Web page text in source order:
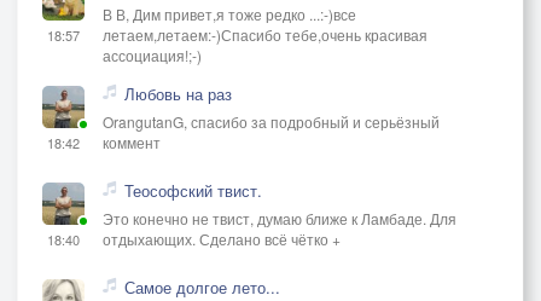
18:57
В В, Дим привет,я тоже редко ...:-)все
летаем,летаем:-)Спасибо тебе,очень красивая
ассоциация!;-)
18:42
Любовь на раз
OrangutanG, спасибо за подробный и серьёзный
коммент
18:40
Теософский твист.
Это конечно не твист, думаю ближе к Ламбаде. Для
отдыхающих. Сделано всё чётко +
Самое долгое лето...